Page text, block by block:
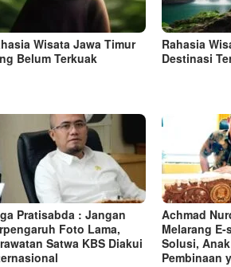
Wisata Jawa Timur
Belum Terkuak
Rahasia
Destinasi
Pratisabda : Jangan
Foto Lama,
Satwa KBS Diakui
Achmad
Melarang
Solusi,
Pembinaan